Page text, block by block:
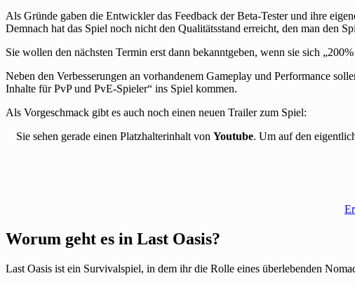
Als Gründe gaben die Entwickler das Feedback der Beta-Tester und ihre
Demnach hat das Spiel noch nicht den Qualitätsstand erreicht, den man den
Sie wollen den nächsten Termin erst dann bekanntgeben, wenn sie sich
Neben den Verbesserungen an vorhandenem Gameplay und Performance
Inhalte für PvP und PvE-Spieler“ ins Spiel kommen.
Als Vorgeschmack gibt es auch noch einen neuen Trailer zum Spiel:
Sie sehen gerade einen Platzhalterinhalt von Youtube. Um auf den
Worum geht es in Last Oasis?
Last Oasis ist ein Survivalspiel, in dem ihr die Rolle eines überlebenden